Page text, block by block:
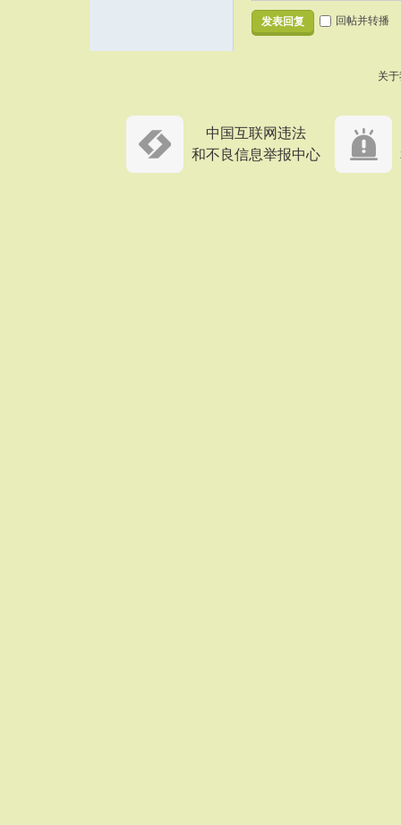
发表回复 回帖并转播
关
中国互联网违法
和不良信息举报中心